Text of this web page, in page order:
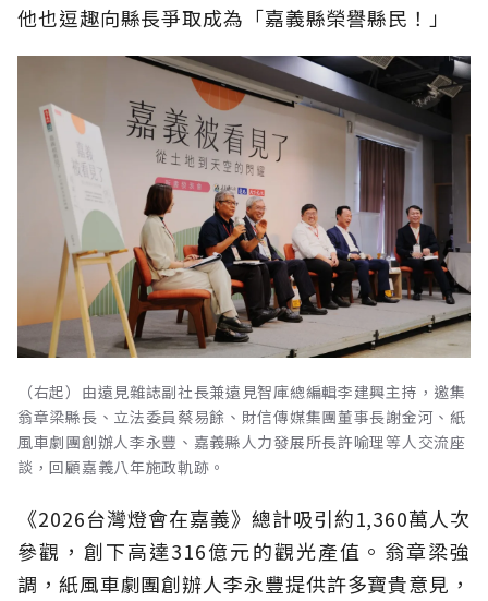
他也逗趣向縣長爭取成為「嘉義縣榮譽縣民！」
（右起）由遠見雜誌副社長兼遠見智庫總編輯李建興主持，邀集
翁章梁縣長、立法委員蔡易餘、財信傳媒集團董事長謝金河、紙
風車劇團創辦人李永豐、嘉義縣人力發展所長許喻理等人交流座
談，回顧嘉義八年施政軌跡。
《2026台灣燈會在嘉義》總計吸引約1,360萬人次
參觀，創下高達316億元的觀光產值。翁章梁強
調，紙風車劇團創辦人李永豐提供許多寶貴意見，